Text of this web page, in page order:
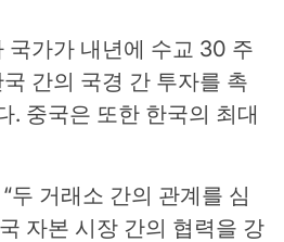
국가가 내년에 수교 30 주
간의 국경 간 투자를 촉
. 중국은 또한 한국의 최대
두 거래소 간의 관계를 심
자본 시장 간의 협력을 강